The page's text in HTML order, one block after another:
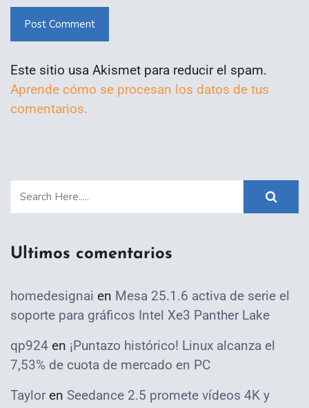
Post Comment
Este sitio usa Akismet para reducir el spam.
Aprende cómo se procesan los datos de tus
comentarios.
Ultimos comentarios
homedesignai en Mesa 25.1.6 activa de serie el
soporte para gráficos Intel Xe3 Panther Lake
qp924 en ¡Puntazo histórico! Linux alcanza el
7,53% de cuota de mercado en PC
Taylor en Seedance 2.5 promete vídeos 4K y